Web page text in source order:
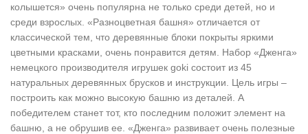
колышется» очень популярна не только среди детей, но и
среди взрослых. «Разноцветная башня» отличается от
классической тем, что деревянные блоки покрыты яркими
цветными красками, очень понравится детям. Набор «Дженга»
немецкого производителя игрушек goki состоит из 45
натуральных деревянных брусков и инструкции. Цель игры –
построить как можно высокую башню из деталей. А
победителем станет тот, кто последним положит элемент на
башню, а не обрушив ее. «Дженга» развивает очень полезные